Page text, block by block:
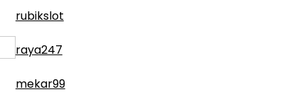
rubikslot
raya247
mekar99